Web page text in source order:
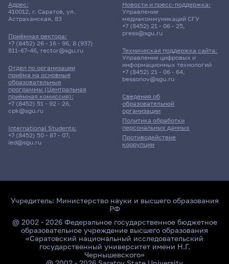
Адрес:
410012, г. Саратов, ул.
Астраханская, 83
Приёмная ректора:
+7 (8452) 26 - 16 - 96, 8 (937)
811-67-46, rector@sgu.ru
Отдел по организации
приёма на основные
образовательные
программы (Центральная
приёмная комиссия):
+7 (8452) 51 - 92 - 26,
cpk@sgu.ru
International Students:
+7 (8452) 50 - 87 - 07,
ied@sgu.ru
Сведения об
образовательной
организации
Политика обработки
персональных данных
Противодействие
коррупции
Новости и пресс-поддержка:
Управление
медиакоммуникаций СГУ
+7 (8452) 21 - 06 - 25,
press@sgu.ru
Техническая поддержка сайта:
Управление цифровых и
информационных технологий
+7 (8452) 21 - 06 - 64,
bessonov@sgu.ru
Учредитель: Министерство науки и высшего образования
РФ
@ 2002 - 2026 Федеральное государственное бюджетное
образовательное учреждение высшего образования
«Саратовский национальный исследовательский
государственный университет имени Н.Г.
Чернышевского»